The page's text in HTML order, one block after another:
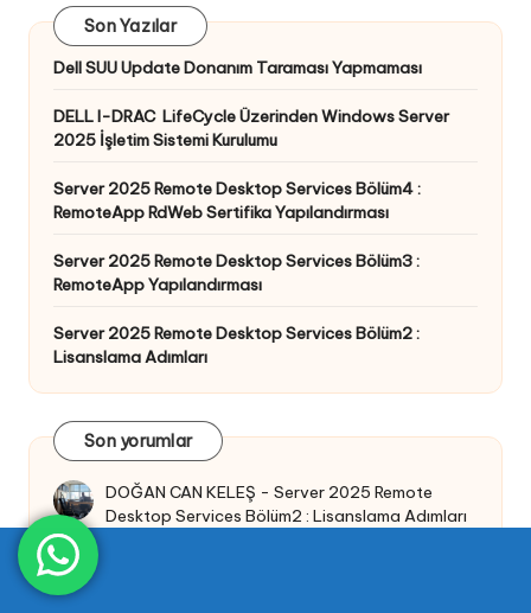
Son Yazılar
Dell SUU Update Donanım Taraması Yapmaması
DELL I-DRAC LifeCycle Üzerinden Windows Server
2025 İşletim Sistemi Kurulumu
Server 2025 Remote Desktop Services Bölüm4 :
RemoteApp RdWeb Sertifika Yapılandırması
Server 2025 Remote Desktop Services Bölüm3 :
RemoteApp Yapılandırması
Server 2025 Remote Desktop Services Bölüm2 :
Lisanslama Adımları
Son yorumlar
DOĞAN CAN KELEŞ -Server 2025 Remote
Desktop Services Bölüm2 : Lisanslama Adımları